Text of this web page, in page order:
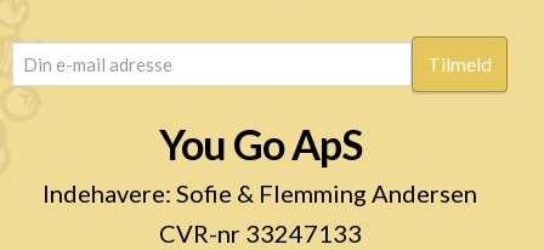
(Påkrævet)
You Go ApS
Indehavere: Sofie & Flemming Andersen
CVR-nr 33247133